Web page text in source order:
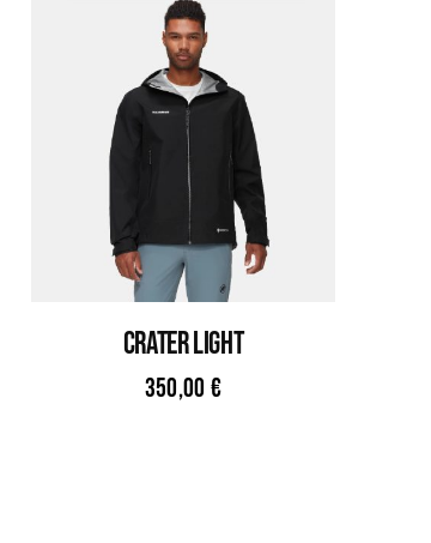
CRATER LIGHT
350,00 €